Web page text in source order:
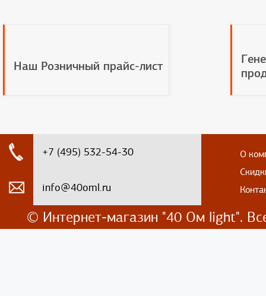
Наш Розничный прайс-лист
+7 (495) 532-54-30
info@40oml.ru
О
© Интернет-магазин "40 Ом light".